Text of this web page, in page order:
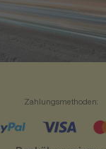
Zahlungsmethoden: